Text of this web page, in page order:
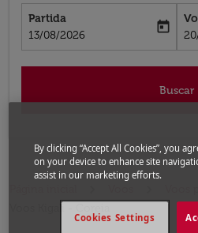
Partida
fc-booking-departure-date-aria-
13/08/2026
today
Buscar
By clicking “Accept All Cookies”, you
on your device to enhance site
assist in our marketing efforts.
Cookies Settings